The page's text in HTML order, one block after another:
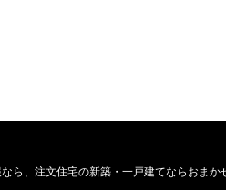
ら、注文住宅の新築・一戸建てならおま